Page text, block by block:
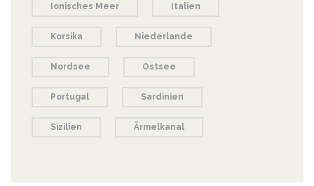
Ionisches Meer Italien
Korsika Niederlande
Nordsee Ostsee
Portugal Sardinien
Sizilien Ärmelkanal